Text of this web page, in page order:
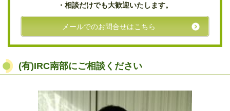
・相談だけでも大歓迎いたします。
メールでのお問合せはこちら
(有)IRC南部にご相談ください